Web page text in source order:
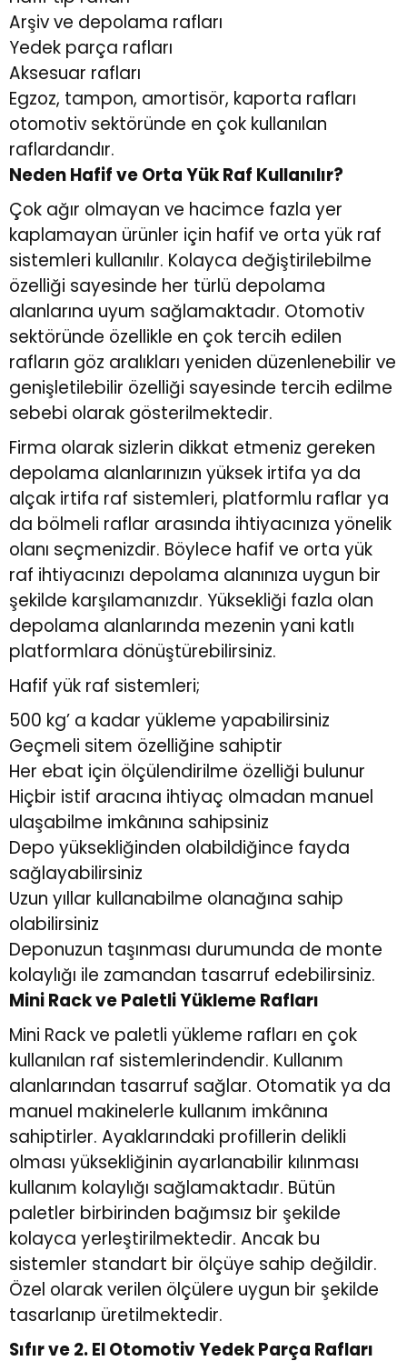
Arşiv ve depolama rafları
Yedek parça rafları
Aksesuar rafları
Egzoz, tampon, amortisör, kaporta rafları
otomotiv sektöründe en çok kullanılan
raflardandır.
Neden Hafif ve Orta Yük Raf Kullanılır?
Çok ağır olmayan ve hacimce fazla yer
kaplamayan ürünler için hafif ve orta yük raf
sistemleri kullanılır. Kolayca değiştirilebilme
özelliği sayesinde her türlü depolama
alanlarına uyum sağlamaktadır. Otomotiv
sektöründe özellikle en çok tercih edilen
rafların göz aralıkları yeniden düzenlenebilir ve
genişletilebilir özelliği sayesinde tercih edilme
sebebi olarak gösterilmektedir.
Firma olarak sizlerin dikkat etmeniz gereken
depolama alanlarınızın yüksek irtifa ya da
alçak irtifa raf sistemleri, platformlu raflar ya
da bölmeli raflar arasında ihtiyacınıza yönelik
olanı seçmenizdir. Böylece hafif ve orta yük
raf ihtiyacınızı depolama alanınıza uygun bir
şekilde karşılamanızdır. Yüksekliği fazla olan
depolama alanlarında mezenin yani katlı
platformlara dönüştürebilirsiniz.
Hafif yük raf sistemleri;
500 kg’ a kadar yükleme yapabilirsiniz
Geçmeli sitem özelliğine sahiptir
Her ebat için ölçülendirilme özelliği bulunur
Hiçbir istif aracına ihtiyaç olmadan manuel
ulaşabilme imkânına sahipsiniz
Depo yüksekliğinden olabildiğince fayda
sağlayabilirsiniz
Uzun yıllar kullanabilme olanağına sahip
olabilirsiniz
Deponuzun taşınması durumunda de monte
kolaylığı ile zamandan tasarruf edebilirsiniz.
Mini Rack ve Paletli Yükleme Rafları
Mini Rack ve paletli yükleme rafları en çok
kullanılan raf sistemlerindendir. Kullanım
alanlarından tasarruf sağlar. Otomatik ya da
manuel makinelerle kullanım imkânına
sahiptirler. Ayaklarındaki profillerin delikli
olması yüksekliğinin ayarlanabilir kılınması
kullanım kolaylığı sağlamaktadır. Bütün
paletler birbirinden bağımsız bir şekilde
kolayca yerleştirilmektedir. Ancak bu
sistemler standart bir ölçüye sahip değildir.
Özel olarak verilen ölçülere uygun bir şekilde
tasarlanıp üretilmektedir.
Sıfır ve 2. El Otomotiv Yedek Parça Rafları